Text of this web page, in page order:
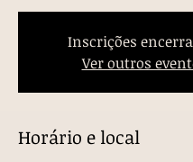
Inscrições
Ver outros
Horário e local